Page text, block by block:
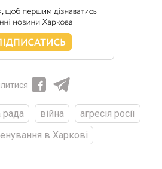
рада війна
агресія росії
в Харкові